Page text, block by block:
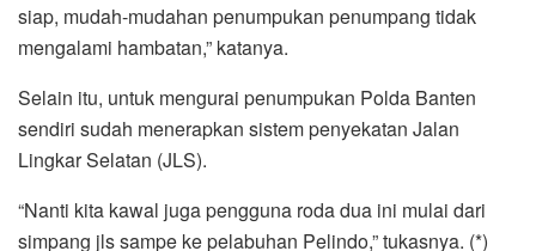
siap, mudah-mudahan penumpukan penumpang tidak
mengalami hambatan,” katanya.
Selain itu, untuk mengurai penumpukan Polda Banten
sendiri sudah menerapkan sistem penyekatan Jalan
Lingkar Selatan (JLS).
“Nanti kita kawal juga pengguna roda dua ini mulai dari
simpang jls sampe ke pelabuhan Pelindo,” tukasnya. (*)